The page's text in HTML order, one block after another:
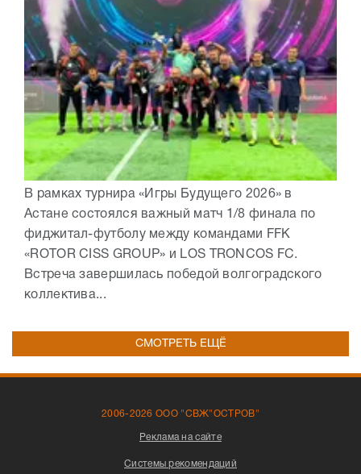
В рамках турнира «Игры Будущего 2026» в
Астане состоялся важный матч 1/8 финала по
фиджитал-футболу между командами FFK
«ROTOR CISS GROUP» и LOS TRONCOS FC.
Встреча завершилась победой волгоградского
коллектива...
СМОТРЕТЬ ЕЩЁ
2006-2026 ООО "СВЖ"ОСТРОВ"
Реклама на сайте
Системы рекомендаций